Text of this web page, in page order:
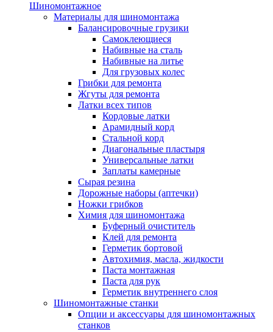
Шиномонтажное
Материалы для шиномонтажа
Балансировочные грузики
Самоклеющиеся
Набивные на сталь
Набивные на литье
Для грузовых колес
Грибки для ремонта
Жгуты для ремонта
Латки всех типов
Кордовые латки
Арамидный корд
Стальной корд
Диагональные пластыря
Универсальные латки
Заплаты камерные
Сырая резина
Дорожные наборы (аптечки)
Ножки грибков
Химия для шиномонтажа
Буферный очиститель
Клей для ремонта
Герметик бортовой
Автохимия, масла, жидкости
Паста монтажная
Паста для рук
Герметик внутреннего слоя
Шиномонтажные станки
Опции и аксессуары для шиномонтажных
станков